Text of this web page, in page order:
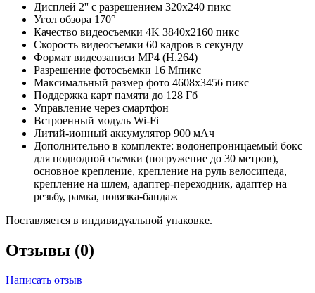
Дисплей 2'' с разрешением 320x240 пикс
Угол обзора 170°
Качество видеосъемки 4K 3840x2160 пикс
Скорость видеосъемки 60 кадров в секунду
Формат видеозаписи MP4 (H.264)
Разрешение фотосъемки 16 Мпикс
Максимальный размер фото 4608х3456 пикс
Поддержка карт памяти до 128 Гб
Управление через смартфон
Встроенный модуль Wi-Fi
Литий-ионный аккумулятор 900 мАч
Дополнительно в комплекте: водонепроницаемый бокс
для подводной съемки (погружение до 30 метров),
основное крепление, крепление на руль велосипеда,
крепление на шлем, адаптер-переходник, адаптер на
резьбу, рамка, повязка-бандаж
Поставляется в индивидуальной упаковке.
Отзывы (0)
Написать отзыв